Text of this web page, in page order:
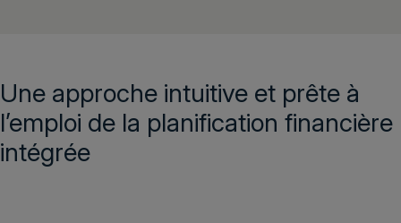
Demander une démo Français
Une approche intuitive et prête à
l’emploi de la planification financière
intégrée